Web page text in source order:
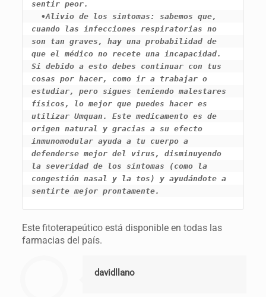
sentir peor.
cuando las infecciones respiratorias no
son tan graves, hay una probabilidad de
que el médico no recete una incapacidad.
Si debido a esto debes continuar con tus
cosas por hacer, como ir a trabajar o
estudiar, pero sigues teniendo malestares
físicos, lo mejor que puedes hacer es
utilizar Umquan. Este medicamento es de
origen natural y gracias a su efecto
inmunomodular ayuda a tu cuerpo a
defenderse mejor del virus, disminuyendo
la severidad de los síntomas (como la
congestión nasal y la tos) y ayudándote a
sentirte mejor prontamente.
Este fitoterapeútico está disponible en todas las
farmacias del país.
davidllano